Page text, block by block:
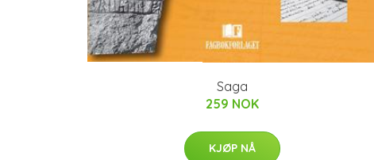
Saga
259 NOK
KJØP NÅ